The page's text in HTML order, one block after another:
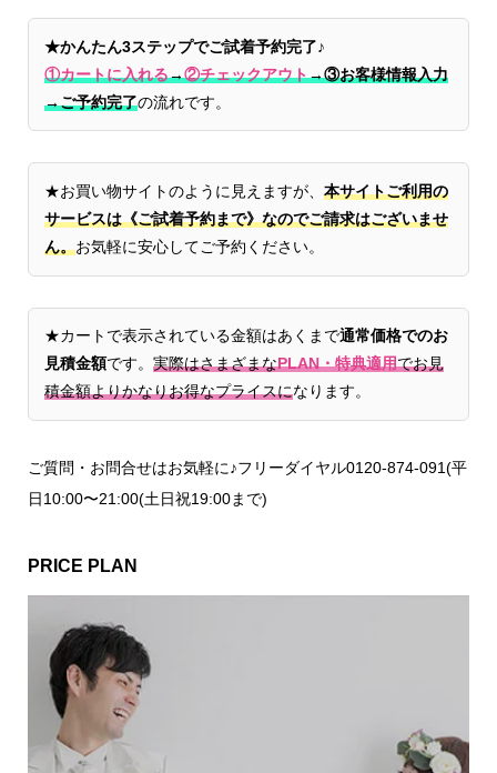
★かんたん3ステップでご試着予約完了♪
①カートに入れる→②チェックアウト→③お客様情報入力
→ご予約完了の流れです。
★お買い物サイトのように見えますが、 本サイトご利用の
サービスは《ご試着予約まで》なのでご請求はございませ
ん。お気軽に安心してご予約ください。
★カートで表示されている金額はあくまで通常価格でのお
見積金額です。 実際はさまざまなPLAN・特典適用でお見
積金額よりかなりお得なプライスになります。
ご質問・お問合せはお気軽に♪フリーダイヤル0120-874-091(平
日10:00〜21:00(土日祝19:00まで)
PRICE PLAN